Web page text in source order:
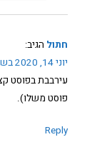
חתול הגיב:
יוני 14, 2020 בשעה 12:36 pm
פוסט משלו).
Reply